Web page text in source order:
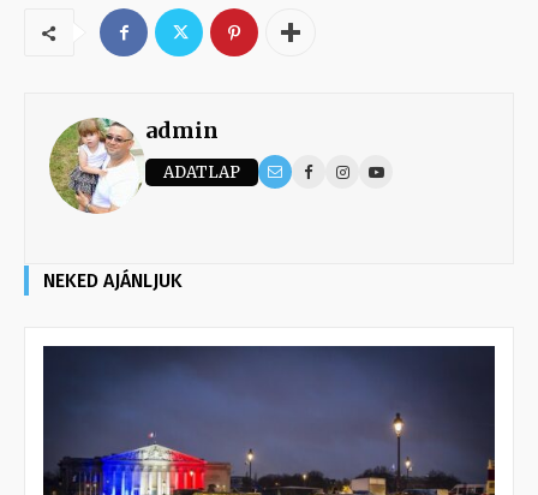
admin
ADATLAP
NEKED AJÁNLJUK